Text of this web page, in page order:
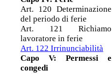
Art. 120 Determinazione
del periodo di ferie
Art. 121 Richiamo
lavoratore in ferie
Art. 122 Irrinunciabilità
Capo V: Permessi e
congedi